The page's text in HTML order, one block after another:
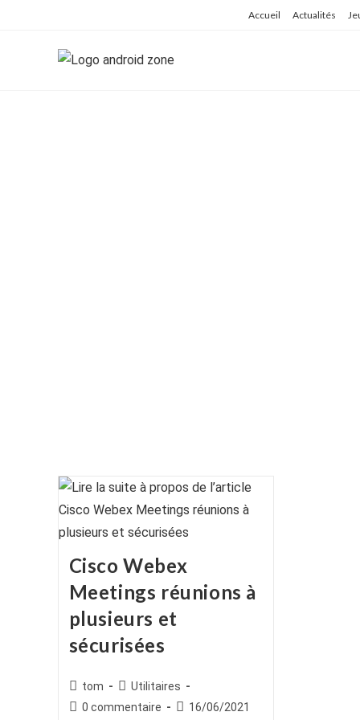
Accueil Actualités
Cisco Webex
Meetings réunions à
plusieurs et
sécurisées
Auteur/autrice
de
tom
Post
category:
Utilitaires
Commentaires
0 commentaire
Publication
16/06/2021